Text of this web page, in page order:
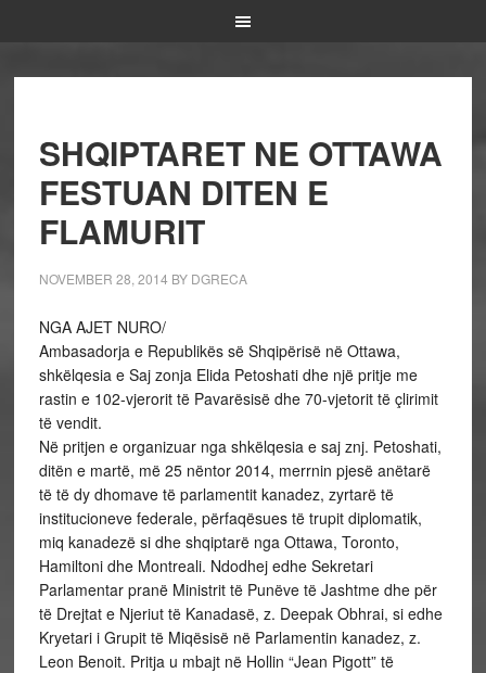
SHQIPTARET NE OTTAWA
FESTUAN DITEN E
FLAMURIT
NOVEMBER 28, 2014 BY DGRECA
NGA AJET NURO/
Ambasadorja e Republikës së Shqipërisë në Ottawa,
shkëlqesia e Saj zonja Elida Petoshati dhe një pritje me
rastin e 102-vjerorit të Pavarësisë dhe 70-vjetorit të çlirimit
të vendit.
Në pritjen e organizuar nga shkëlqesia e saj znj. Petoshati,
ditën e martë, më 25 nëntor 2014, merrnin pjesë anëtarë
të të dy dhomave të parlamentit kanadez, zyrtarë të
institucioneve federale, përfaqësues të trupit diplomatik,
miq kanadezë si dhe shqiptarë nga Ottawa, Toronto,
Hamiltoni dhe Montreali. Ndodhej edhe Sekretari
Parlamentar pranë Ministrit të Punëve të Jashtme dhe për
të Drejtat e Njeriut të Kanadasë, z. Deepak Obhrai, si edhe
Kryetari i Grupit të Miqësisë në Parlamentin kanadez, z.
Leon Benoit. Pritja u mbajt në Hollin “Jean Pigott” të